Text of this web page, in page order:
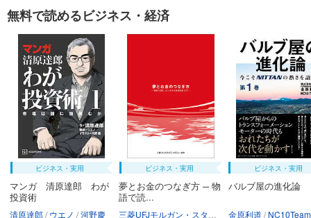
無料で読めるビジネス・経済
ビジネス・実用
マンガ 清原達郎 わが
投資術
清原達郎 ウエノ 河野慶
ビジネス・実用
夢とお金のつなぎ方 ─ 物
語で読...
三菱UFJモルガン・スタンレー証券株式会社
ビジネス・実用
バルブ屋の進化論
金原利道 NC10Team